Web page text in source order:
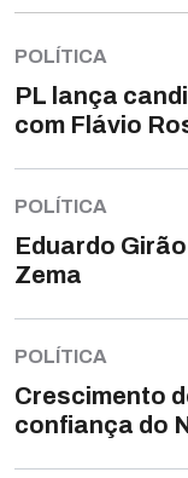
POLÍTICA
PL lança
com Flávio
POLÍTICA
Eduardo
Zema
POLÍTICA
Crescimento
confiança do